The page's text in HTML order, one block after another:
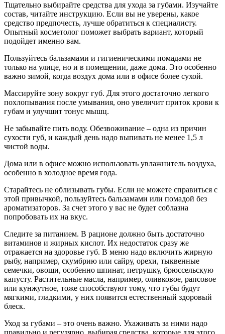
Тщательно выбирайте средства для ухода за губами. Изучайте
состав, читайте инструкцию. Если вы не уверены, какое
средство предпочесть, лучше обратиться к специалисту.
Опытный косметолог поможет выбрать вариант, который
подойдет именно вам.
Пользуйтесь бальзамами и гигиеническими помадами не
только на улице, но и в помещении, даже дома. Это особенно
важно зимой, когда воздух дома или в офисе более сухой.
Массируйте зону вокруг губ. Для этого достаточно легкого
похлопывания после умывания, оно увеличит приток крови к
губам и улучшит тонус мышц.
Не забывайте пить воду. Обезвоживание – одна из причин
сухости губ, и каждый день надо выпивать не менее 1,5 л
чистой воды.
Дома или в офисе можно использовать увлажнитель воздуха,
особенно в холодное время года.
Старайтесь не облизывать губы. Если не можете справиться с
этой привычкой, пользуйтесь бальзамами или помадой без
ароматизаторов. За счет этого у вас не будет соблазна
попробовать их на вкус.
Следите за питанием. В рационе должно быть достаточно
витаминов и жирных кислот. Их недостаток сразу же
отражается на здоровье губ. В меню надо включить жирную
рыбу, например, скумбрию или сайру, орехи, тыквенные
семечки, овощи, особенно шпинат, петрушку, брюссельскую
капусту. Растительные масла, например, оливковое, рапсовое
или кунжутное, тоже способствуют тому, что губы будут
мягкими, гладкими, у них появится естественный здоровый
блеск.
Уход за губами – это очень важно. Ухаживать за ними надо